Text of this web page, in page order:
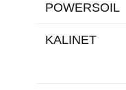
POWERSOIL
KALINET